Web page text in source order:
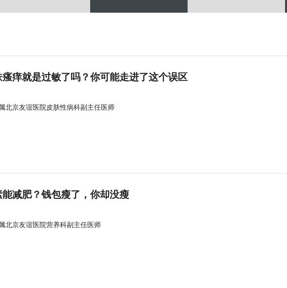
瘙痒就是过敏了吗？你可能走进了这个误区
北京友谊医院皮肤性病科副主任医师
能减肥？钱包瘦了，你却没瘦
北京友谊医院营养科副主任医师